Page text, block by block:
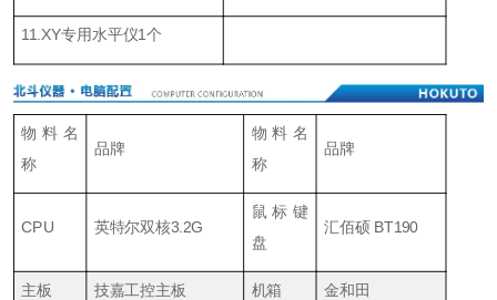
11.XY专用水平仪1个
物料名
称
品牌
物料名
称
品牌
CPU 英特尔双核3.2G
鼠标键
盘
汇佰硕 BT190
主板 技嘉工控主板 机箱 金和田